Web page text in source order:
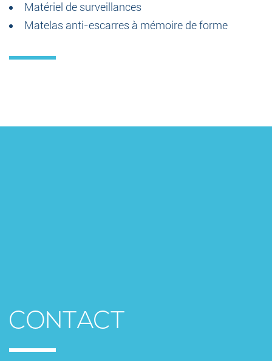
Matériel de surveillances
Matelas anti-escarres à mémoire de forme
CONTACT